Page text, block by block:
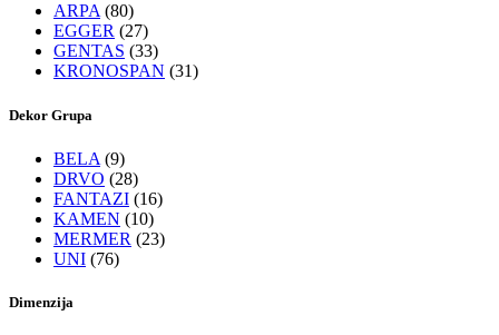
ARPA (80)
EGGER (27)
GENTAS (33)
KRONOSPAN (31)
Dekor Grupa
BELA (9)
DRVO (28)
FANTAZI (16)
KAMEN (10)
MERMER (23)
UNI (76)
Dimenzija